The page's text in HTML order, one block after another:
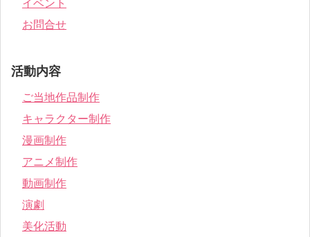
イベント
お問合せ
活動内容
ご当地作品制作
キャラクター制作
漫画制作
アニメ制作
動画制作
演劇
美化活動